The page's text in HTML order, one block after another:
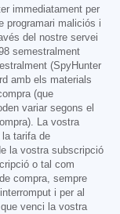
immediatament per
programari maliciós i
del nostre servei
semestralment
(SpyHunter
amb els materials
(que
variar segons el
La vostra
la tarifa de
la vostra subscripció
o tal com
compra, sempre
i per al
venci la vostra